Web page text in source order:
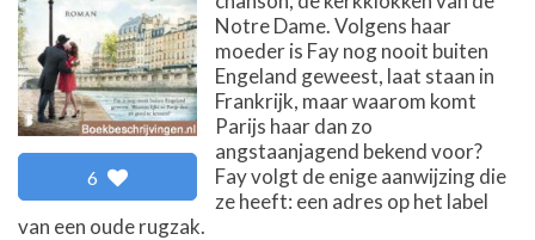
6
Notre Dame. Volgens haar
moeder is Fay nog nooit buiten
Engeland geweest, laat staan in
Frankrijk, maar waarom komt
Parijs haar dan zo
angstaanjagend bekend voor?
Fay volgt de enige aanwijzing die
ze heeft: een adres op het label
van een oude rugzak.